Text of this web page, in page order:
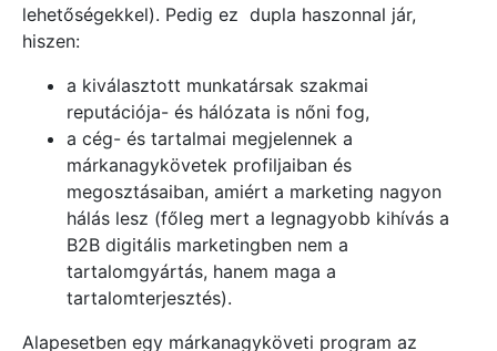
lehetőségekkel). Pedig ez dupla haszonnal jár,
hiszen:
a kiválasztott munkatársak szakmai
reputációja- és hálózata is nőni fog,
a cég- és tartalmai megjelennek a
márkanagykövetek profiljaiban és
megosztásaiban, amiért a marketing nagyon
hálás lesz (főleg mert a legnagyobb kihívás a
B2B digitális marketingben nem a
tartalomgyártás, hanem maga a
tartalomterjesztés).
Alapesetben egy márkanagyköveti program az